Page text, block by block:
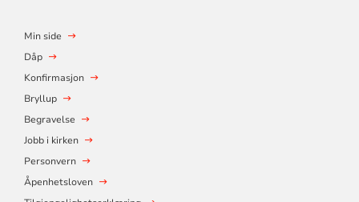
Min side
Dåp
Konfirmasjon
Bryllup
Begravelse
Jobb i kirken
Personvern
Åpenhetsloven